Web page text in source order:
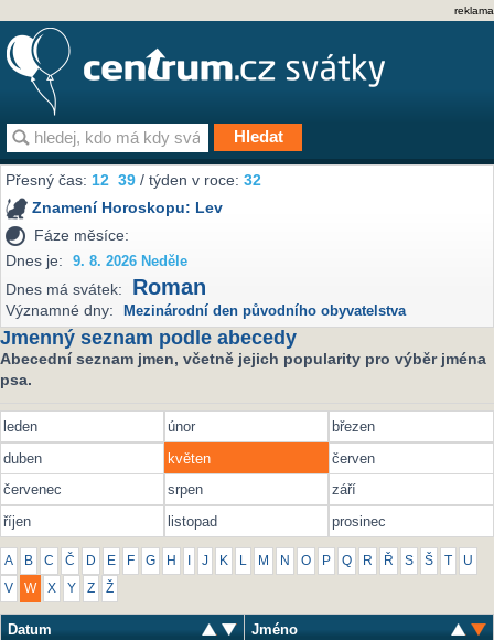
reklama
Přesný čas:12 39 / týden v roce:32
Znamení Horoskopu: Lev
Fáze měsíce:
Dnes je:
9. 8. 2026 Neděle
Dnes má svátek: Roman
Významné dny: Mezinárodní den původního obyvatelstva
Jmenný seznam podle abecedy
Abecední seznam jmen, včetně jejich popularity pro výběr jména
psa.
leden únor
březen
duben
květen
červen
červenec
srpen
září
říjen
listopad prosinec
A B C Č D E F G H J K L M N O P Q R Ř S Š U
V W X Y Z Ž
Datum Jméno